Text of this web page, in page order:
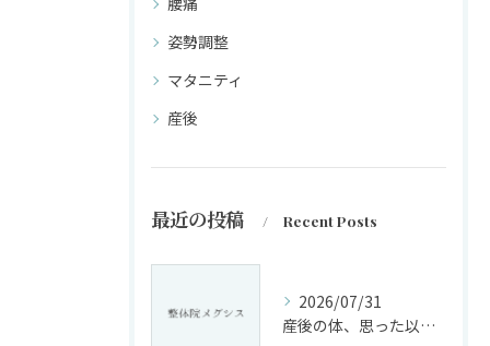
姿勢調整
マタニティ
産後
最近の投稿 Recent Posts
2026/07/31
産後の体、思った以上に変化していませんか?